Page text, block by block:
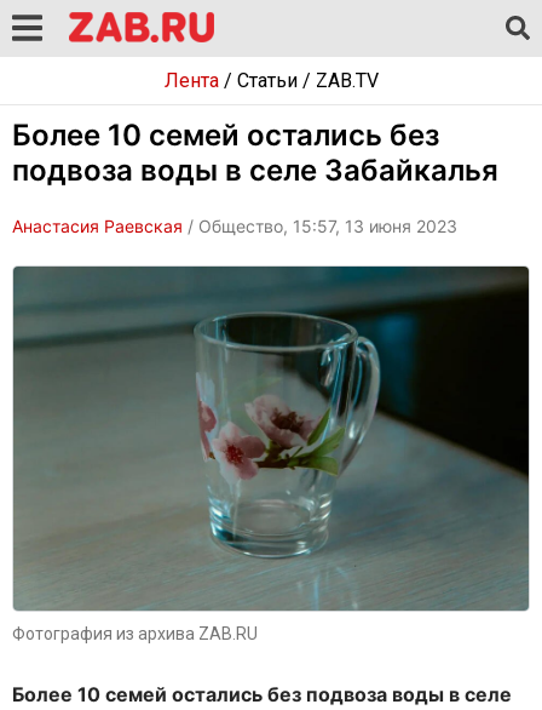
Лента/ Статьи/ ZAB.TV
Более 10 семей остались без
подвоза воды в селе Забайкалья
Анастасия Раевская / Общество, 15:57, 13 июня 2023
Фотография из архива ZAB.RU
Более 10 семей остались без подвоза воды в селе